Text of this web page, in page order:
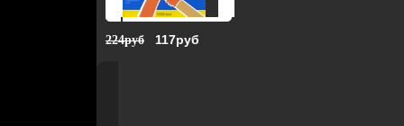
224руб 117руб